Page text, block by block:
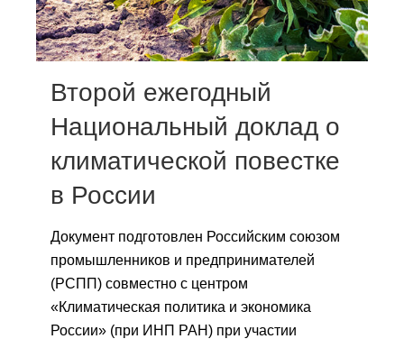
Отчетность
Противодействие коррупции
Материалы для СМИ
Публикации
Научная жизнь
Издания
Проблемы прогнозирования
О журнале
Второй ежегодный
Национальный доклад о
климатической повестке
в России
Документ подготовлен Российским союзом
промышленников и предпринимателей
(РСПП) совместно с центром
«Климатическая политика и экономика
России» (при ИНП РАН) при участии